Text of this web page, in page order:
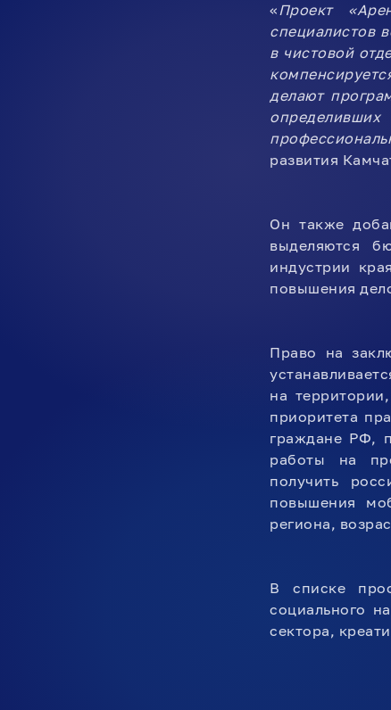
«Проект
специалистов
в чистовой
делают
развития
Он также
выделяются
индустрии
повышения
Право на
на
приоритета
граждане РФ,
работы на
получить
повышения
региона,
В списке
социального
сектора,